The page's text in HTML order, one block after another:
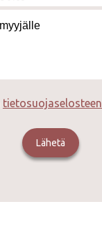
tietosuojaselosteen